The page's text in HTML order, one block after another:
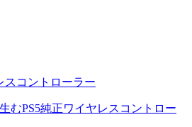
スコントローラー
むPS5純正ワイヤレスコントロー